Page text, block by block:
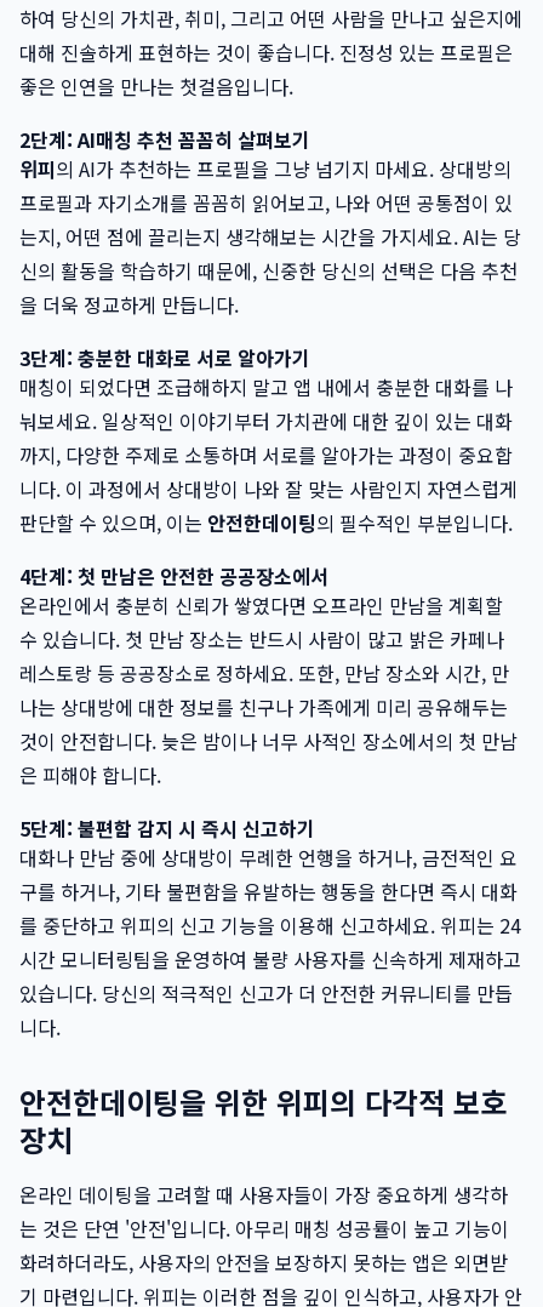
하여 당신의 가치관, 취미, 그리고 어떤 사람을 만나고 싶은지에
대해 진솔하게 표현하는 것이 좋습니다. 진정성 있는 프로필은
좋은 인연을 만나는 첫걸음입니다.
2단계: AI매칭 추천 꼼꼼히 살펴보기
위피의 AI가 추천하는 프로필을 그냥 넘기지 마세요. 상대방의
프로필과 자기소개를 꼼꼼히 읽어보고, 나와 어떤 공통점이 있
는지, 어떤 점에 끌리는지 생각해보는 시간을 가지세요. AI는 당
신의 활동을 학습하기 때문에, 신중한 당신의 선택은 다음 추천
을 더욱 정교하게 만듭니다.
3단계: 충분한 대화로 서로 알아가기
매칭이 되었다면 조급해하지 말고 앱 내에서 충분한 대화를 나
눠보세요. 일상적인 이야기부터 가치관에 대한 깊이 있는 대화
까지, 다양한 주제로 소통하며 서로를 알아가는 과정이 중요합
니다. 이 과정에서 상대방이 나와 잘 맞는 사람인지 자연스럽게
판단할 수 있으며, 이는 안전한데이팅의 필수적인 부분입니다.
4단계: 첫 만남은 안전한 공공장소에서
온라인에서 충분히 신뢰가 쌓였다면 오프라인 만남을 계획할
수 있습니다. 첫 만남 장소는 반드시 사람이 많고 밝은 카페나
레스토랑 등 공공장소로 정하세요. 또한, 만남 장소와 시간, 만
나는 상대방에 대한 정보를 친구나 가족에게 미리 공유해두는
것이 안전합니다. 늦은 밤이나 너무 사적인 장소에서의 첫 만남
은 피해야 합니다.
5단계: 불편함 감지 시 즉시 신고하기
대화나 만남 중에 상대방이 무례한 언행을 하거나, 금전적인 요
구를 하거나, 기타 불편함을 유발하는 행동을 한다면 즉시 대화
를 중단하고 위피의 신고 기능을 이용해 신고하세요. 위피는 24
시간 모니터링팀을 운영하여 불량 사용자를 신속하게 제재하고
있습니다. 당신의 적극적인 신고가 더 안전한 커뮤니티를 만듭
니다.
안전한데이팅을 위한 위피의 다각적 보호
장치
온라인 데이팅을 고려할 때 사용자들이 가장 중요하게 생각하
는 것은 단연 '안전'입니다. 아무리 매칭 성공률이 높고 기능이
화려하더라도, 사용자의 안전을 보장하지 못하는 앱은 외면받
기 마련입니다. 위피는 이러한 점을 깊이 인식하고, 사용자가 안